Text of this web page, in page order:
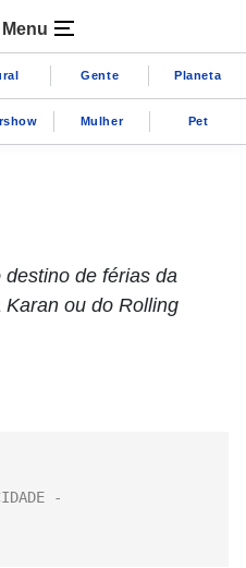
Menu
Gente Planeta
Mulher Pet
de férias da
ou do Rolling